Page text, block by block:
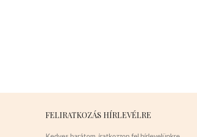
FELIRATKOZÁS HÍRLEVÉLRE